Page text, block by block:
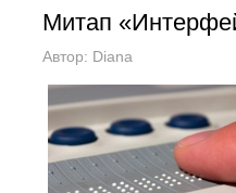
Митап
Автор: Diana